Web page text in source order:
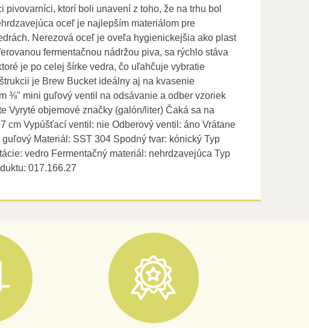
ktorí boli unavení z toho, že na trhu bol
oceľ je najlepším materiálom pre
Nerezová oceľ je oveľa hygienickejšia ako plast
fermentačnou nádržou piva, sa rýchlo stáva
je po celej šírke vedra, čo uľahčuje vybratie
je Brew Bucket ideálny aj na kvasenie
⅜" mini guľový ventil na odsávanie a odber vzoriek
Vyryté objemové značky (galón/liter) Čaká sa na
cm Vypúšťací ventil: nie Odberový ventil: áno Vrátane
Materiál: SST 304 Spodný tvar: kónický Typ
vedro Fermentačný materiál: nehrdzavejúca Typ
017.166.27